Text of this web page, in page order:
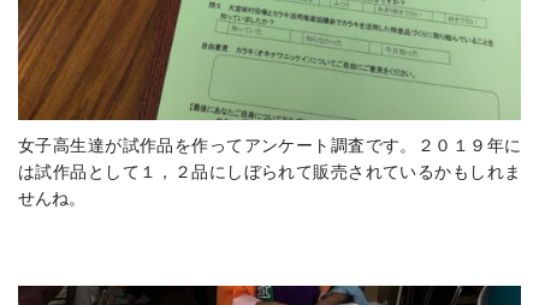
女子高生達が試作品を作ってアンケート調査です。２０１９年に
は試作品として１，２品にしぼられて販売されているかもしれま
せんね。